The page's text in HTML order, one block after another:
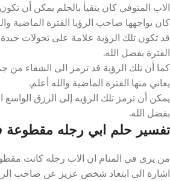
الاب المتوفى كان يتقيأ بالحلم يمكن أن
كان يواجهها صاحب الرؤيا الفترة الماضية
قد تكون تلك الرؤية علامة على تحولات
الفترة بفضل الله.
كما أن تلك الرؤية قد ترمز الى الشفاء من
يعاني منها الفترة الماضية والله أعلم.
يمكن أن ترمز تلك الرؤيه إلى الرزق الواسع
بفضل الله.
تفسير حلم ابي رجله مقطوعة
من يرى في المنام ان الاب رجله كانت
اشارة الى ابتعاد شخص عزيز عن صاحب